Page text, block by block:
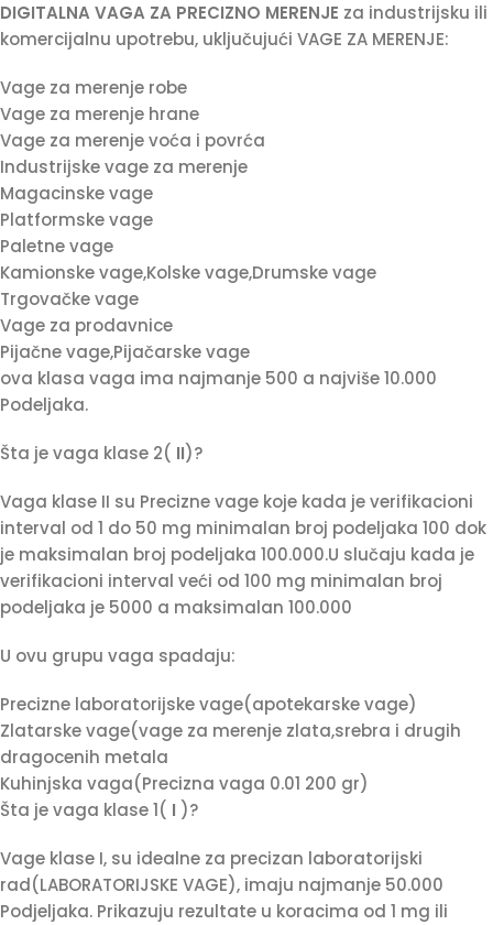
DIGITALNA VAGA ZA PRECIZNO MERENJE za industrijsku ili
komercijalnu upotrebu, uključujući VAGE ZA MERENJE:
Vage za merenje robe
Vage za merenje hrane
Vage za merenje voća i povrća
Industrijske vage za merenje
Magacinske vage
Platformske vage
Paletne vage
Kamionske vage,Kolske vage,Drumske vage
Trgovačke vage
Vage za prodavnice
Pijačne vage,Pijačarske vage
ova klasa vaga ima najmanje 500 a najviše 10.000
Podeljaka.
Šta je vaga klase 2( II)?
Vaga klase II su Precizne vage koje kada je verifikacioni
interval od 1 do 50 mg minimalan broj podeljaka 100 dok
je maksimalan broj podeljaka 100.000.U slučaju kada je
verifikacioni interval veći od 100 mg minimalan broj
podeljaka je 5000 a maksimalan 100.000
U ovu grupu vaga spadaju:
Precizne laboratorijske vage(apotekarske vage)
Zlatarske vage(vage za merenje zlata,srebra i drugih
dragocenih metala
Kuhinjska vaga(Precizna vaga 0.01 200 gr)
Šta je vaga klase 1( I )?
Vage klase I, su idealne za precizan laboratorijski
rad(LABORATORIJSKE VAGE), imaju najmanje 50.000
Podjeljaka. Prikazuju rezultate u koracima od 1 mg ili